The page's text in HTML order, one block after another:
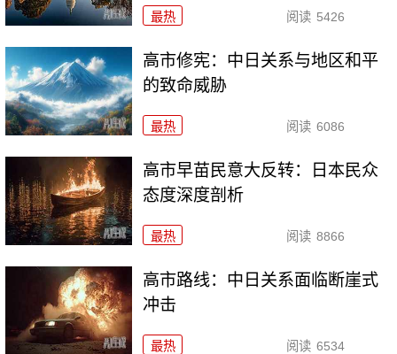
最热 阅读 5426
高市修宪：中日关系与地区和平
的致命威胁
最热 阅读 6086
高市早苗民意大反转：日本民众
态度深度剖析
最热 阅读 8866
高市路线：中日关系面临断崖式
冲击
最热 阅读 6534